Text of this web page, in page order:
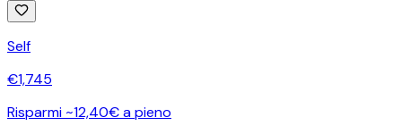
Self
€1,745
Risparmi ~12,40€ a pieno